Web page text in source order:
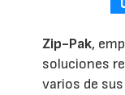
Zip-Pak,
soluciones
varios de